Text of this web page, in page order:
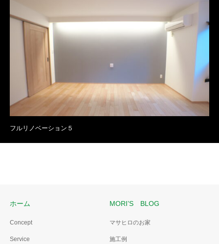
フルリノベーション５
ホーム
Concept
Service
MORI’S BLOG
マサヒロのお家
施工例